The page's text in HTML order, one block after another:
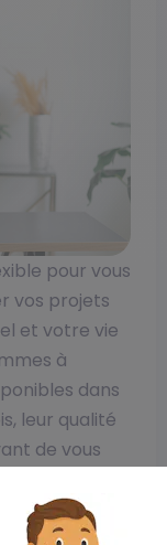
pour vous
vos projets
et votre vie
à
dans
leur qualité
de vous
réaliser